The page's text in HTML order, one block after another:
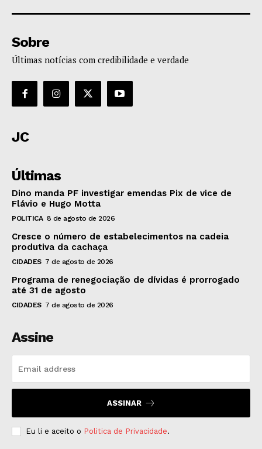
Sobre
Últimas notícias com credibilidade e verdade
JC
Últimas
Dino manda PF investigar emendas Pix de vice de
Flávio e Hugo Motta
POLITICA 8 de agosto de 2026
Cresce o número de estabelecimentos na cadeia
produtiva da cachaça
CIDADES 7 de agosto de 2026
Programa de renegociação de dívidas é prorrogado
até 31 de agosto
CIDADES 7 de agosto de 2026
Assine
ASSINAR
Eu li e aceito o Politica de Privacidade.